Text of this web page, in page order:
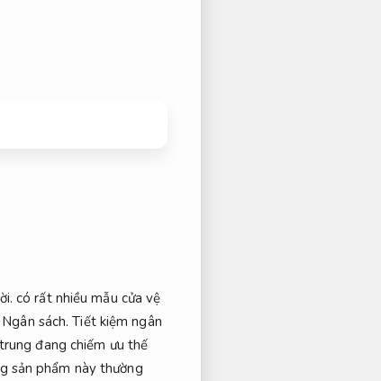
có rất nhiều mẫu cửa vệ
Ngân sách. Tiết kiệm ngân
đang chiếm ưu thế
sản phẩm này thường